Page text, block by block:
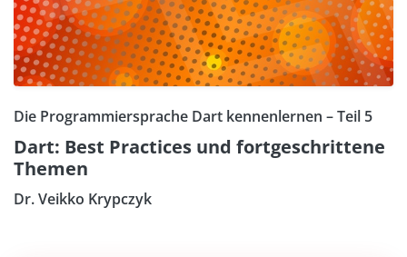
Die Programmiersprache Dart kennenlernen – Teil 5
Dart: Best Practices und fortgeschrittene
Themen
Dr. Veikko Krypczyk